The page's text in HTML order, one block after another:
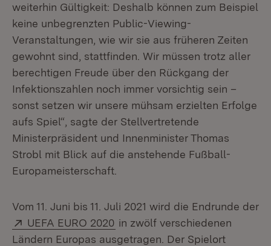
weiterhin Gültigkeit: Deshalb können zum Beispiel
keine unbegrenzten Public-Viewing-
Veranstaltungen, wie wir sie aus früheren Zeiten
gewohnt sind, stattfinden. Wir müssen trotz aller
berechtigen Freude über den Rückgang der
Infektionszahlen noch immer vorsichtig sein –
sonst setzen wir unsere mühsam erzielten Erfolge
aufs Spiel“, sagte der Stellvertretende
Ministerpräsident und Innenminister Thomas
Strobl mit Blick auf die anstehende Fußball-
Europameisterschaft.
Vom 11. Juni bis 11. Juli 2021 wird die Endrunde der
Extern:
UEFA EURO 2020 (Öffnet in neuem Fenster)
in zwölf verschiedenen
Ländern Europas ausgetragen. Der Spielort